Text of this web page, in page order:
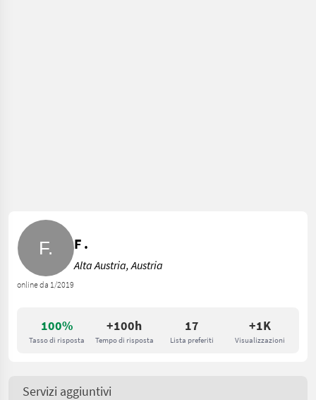
100%
Tasso di risposta
+100h
Tempo di risposta
17
Lista preferiti
+1K
Visualizzazioni
online da 1/2019
F .
Alta Austria, Austria
Servizi aggiuntivi